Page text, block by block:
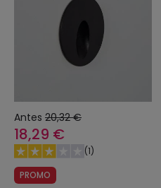
Antes 20,32 €
18,29 €
(1)
PROMO